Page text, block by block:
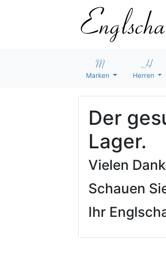
Marken Herren
Der
Lager.
Vielen
Schauen
Ihr